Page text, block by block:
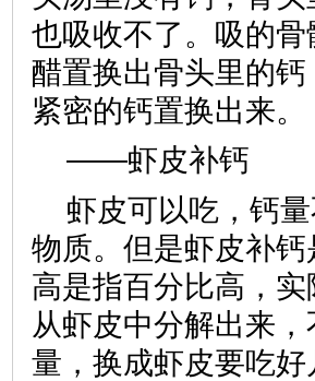
也吸收不了。吸的
醋置换出骨头里的
紧密的钙置换出来。
——虾皮补钙
虾皮可以吃，钙
物质。但是虾皮补
高是指百分比高，
从虾皮中分解出来
量，换成虾皮要吃